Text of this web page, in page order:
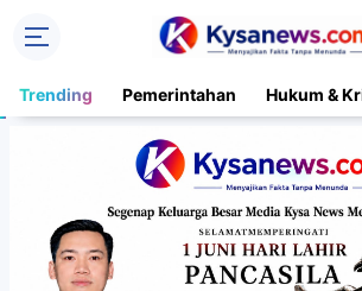
Trending Pemerintahan Hukum &